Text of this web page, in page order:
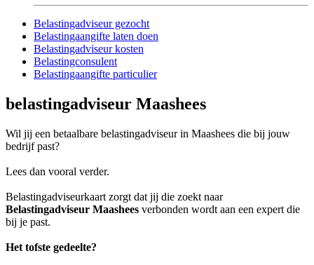
Belastingadviseur gezocht
Belastingaangifte laten doen
Belastingadviseur kosten
Belastingconsulent
Belastingaangifte particulier
belastingadviseur Maashees
Wil jij een betaalbare belastingadviseur in Maashees die bij jouw
bedrijf past?
Lees dan vooral verder.
Belastingadviseurkaart zorgt dat jij die zoekt naar
Belastingadviseur Maashees verbonden wordt aan een expert die
bij je past.
Het tofste gedeelte?